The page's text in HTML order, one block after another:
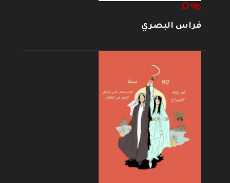
فراس البصري